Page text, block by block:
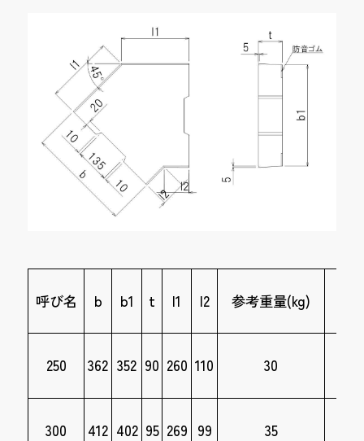
呼び名 b b1 t l1 l2 参考重量(kg)
250 362 352 90 260 110 30
300 412 402 95 269 99 35